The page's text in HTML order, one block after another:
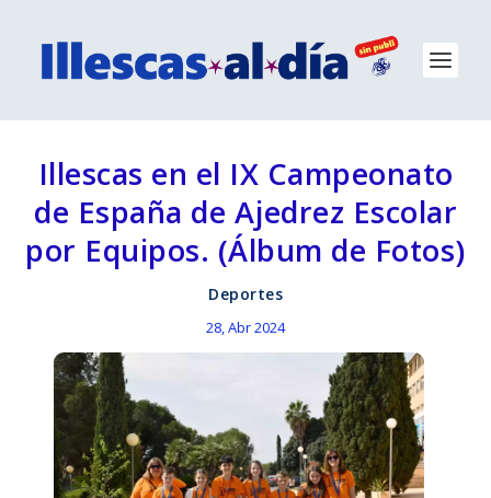
Illescas en el IX Campeonato
de España de Ajedrez Escolar
por Equipos. (Álbum de Fotos)
Deportes
28, Abr 2024